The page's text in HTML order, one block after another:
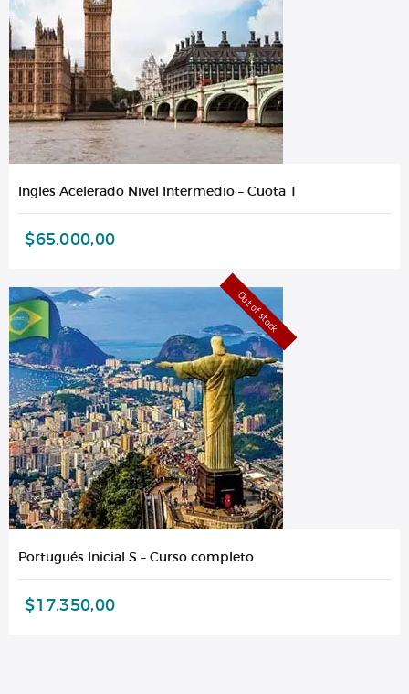
Ingles Acelerado Nivel Intermedio – Cuota 1
$65.000,00
Out of stock
Portugués Inicial S – Curso completo
$17.350,00